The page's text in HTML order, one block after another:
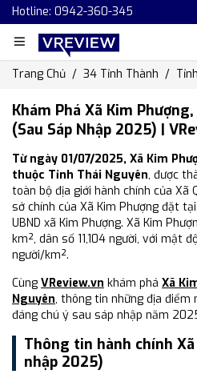
Hotline: 0942-360-345
Trang Chủ 34 Tỉnh Thành
Khám Phá Xã Kim
(Sau Sáp Nhập 2025) |
Từ ngày 01/07/2025, Xã Kim
thuộc Tỉnh Thái Nguyên, được
toàn bộ địa giới hành chính của Xã
sở chính của Xã Kim Phượng đặt
UBND xã Kim Phượng. Xã Kim
km², dân số 11,104 người, với mật
người/km².
Cùng VReview.vn khám phá Xã
Nguyên, thông tin những địa điểm
đáng chú ý sau sáp nhập năm
Thông tin hành chính
nhập 2025)